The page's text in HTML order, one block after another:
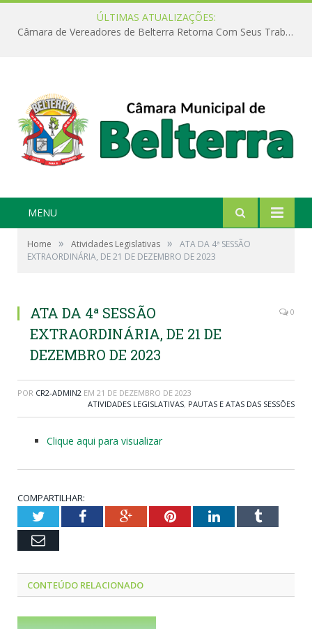
ÚLTIMAS ATUALIZAÇÕES:
Câmara de Vereadores de Belterra Retorna Com Seus Trabalhos Legislativos
MENU
Home » Atividades Legislativas »
ATA DA 4ª SESSÃO
EXTRAORDINÁRIA, DE 21 DE DEZEMBRO DE 2023
ATA DA 4ª SESSÃO
EXTRAORDINÁRIA, DE 21 DE
DEZEMBRO DE 2023
0
POR CR2-ADMIN2 EM 21 DE DEZEMBRO DE 2023
ATIVIDADES LEGISLATIVAS, PAUTAS E ATAS DAS SESSÕES
Clique aqui para visualizar
COMPARTILHAR:
TwitterFacebookGoogle+PinterestLinkedInTumblr
Email
CONTEÚDO RELACIONADO